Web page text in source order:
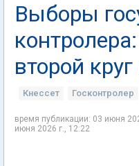
Выборы
второй
Кнессет Госконтролер
время публикации: 03 июня
июня 2026 г., 12:22